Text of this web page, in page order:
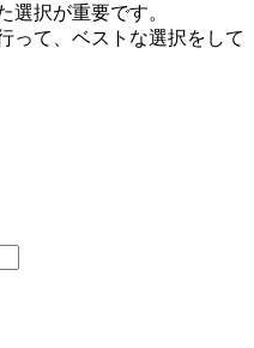
選択が重要です。
って、ベストな選択をして